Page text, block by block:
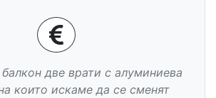
две врати с алуминиева
които искаме да се сменят